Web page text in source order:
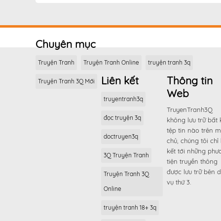
Chuyên mục
Truyện Tranh Truyện Tranh Online truyện tranh 3q
Truyện Tranh 3Q Mới Liên kết
truyentranh3q
đọc truyện 3q
doctruyen3q
3Q Truyện Tranh
Truyện Tranh 3Q
Online
truyện tranh 18+ 3q
Thông tin
Web
TruyenTranh3Q
không lưu trữ bất
tệp tin nào trên
chủ, chúng tôi chỉ
kết tới những
tiện truyền thông
được lưu trữ bên
vụ thứ 3.